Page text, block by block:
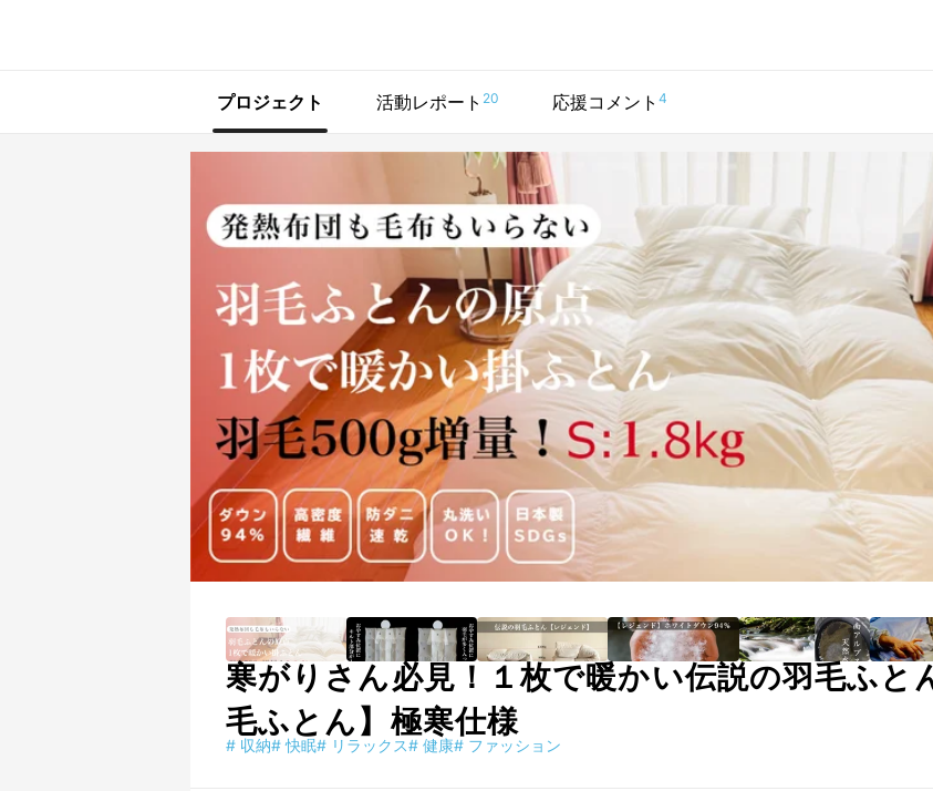
プロジェクト 活動レポート 20 応援コメント 4
寒がりさん必見！１枚で暖かい伝説の羽毛ふと
毛ふとん】極寒仕様
# 収納# 快眠# リラックス# 健康# ファッション